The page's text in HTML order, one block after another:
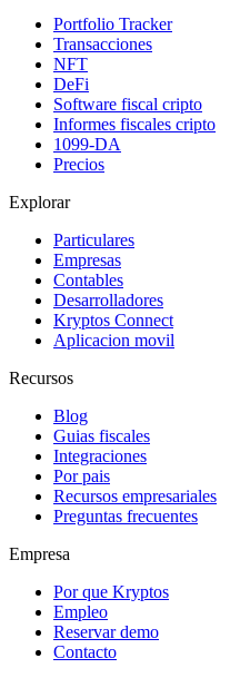
Portfolio Tracker
Transacciones
NFT
DeFi
Software fiscal cripto
Informes fiscales cripto
1099-DA
Precios
Explorar
Particulares
Empresas
Contables
Desarrolladores
Kryptos Connect
Aplicacion movil
Recursos
Blog
Guias fiscales
Integraciones
Por pais
Recursos empresariales
Preguntas frecuentes
Empresa
Por que Kryptos
Empleo
Reservar demo
Contacto